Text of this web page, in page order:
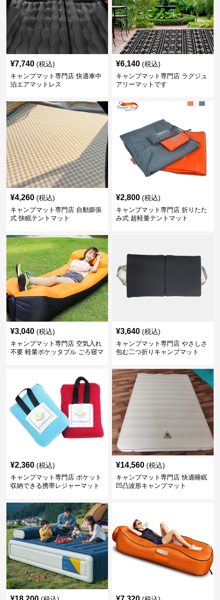
¥7,740 (税込)
キャンプマット専門店 快適車中
泊エアマットレス
¥6,140 (税込)
キャンプマット専門店 ラグジュ
アリーマットです
¥4,260 (税込)
キャンプマット専門店 自動膨張
式 快眠テントマット
¥2,800 (税込)
キャンプマット専門店 折りたた
み式 超軽量テントマット
¥3,040 (税込)
キャンプマット専門店 空気入れ
不要 軽量ポケッタブル ごろ寝マ
¥3,640 (税込)
キャンプマット専門店 やさしさ
包む二つ折りキャンプマット
¥2,360 (税込)
キャンプマット専門店 ポケット
収納できる携帯レジャーマット
¥14,560 (税込)
キャンプマット専門店 快適睡眠
凹凸波形キャンプマット